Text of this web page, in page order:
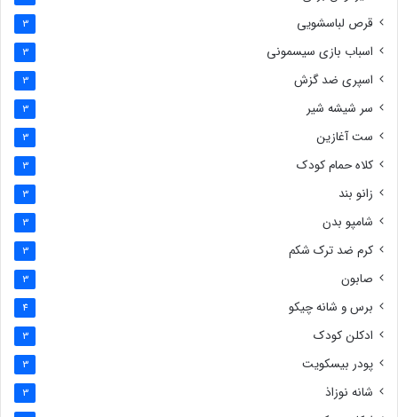
قرص لباسشویی 3
اسباب بازی سیسمونی 3
اسپری ضد گزش 3
سر شیشه شیر 3
ست آغازین 3
کلاه حمام کودک 3
زانو بند 3
شامپو بدن 3
کرم ضد ترک شکم 3
صابون 3
برس و شانه چیکو 4
ادکلن کودک 3
پودر بیسکویت 3
شانه نوزاذ 3